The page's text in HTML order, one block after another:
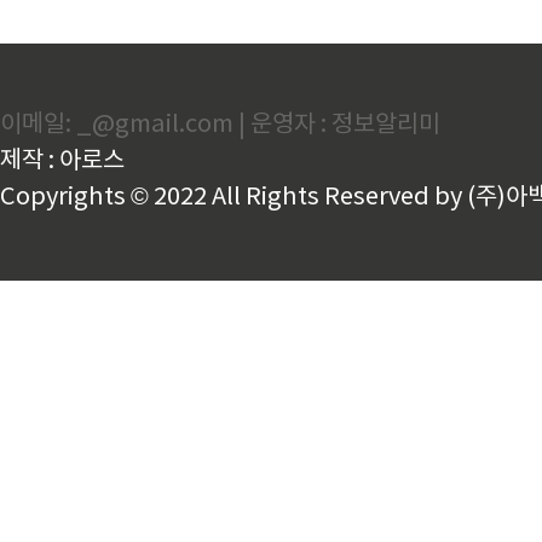
이메일: _@gmail.com | 운영자 : 정보알리미
제작 : 아로스
Copyrights © 2022 All Rights Reserved by (주)아